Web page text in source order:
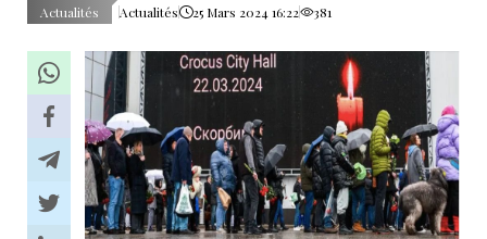
Actualités Actualités 25 Mars 2024 16:22 381